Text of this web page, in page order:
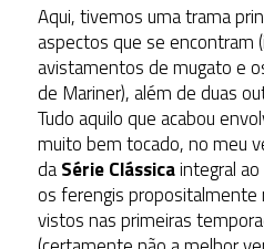
Aqui, tivemos uma trama
aspectos que se encontram
avistamentos de mugato e
de Mariner), além de duas
Tudo aquilo que acabou
muito bem tocado, no meu
daSérie Clássicaintegral
os ferengis
vistos nas primeiras